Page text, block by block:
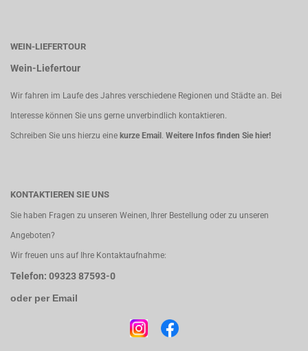
WEIN-LIEFERTOUR
Wein-Liefertour
Wir fahren im Laufe des Jahres verschiedene Regionen und Städte an. Bei
Interesse können Sie uns gerne unverbindlich kontaktieren.
Schreiben Sie uns hierzu eine kurze Email . Weitere Infos finden Sie hier!
KONTAKTIEREN SIE UNS
Sie haben Fragen zu unseren Weinen, Ihrer Bestellung oder zu unseren
Angeboten?
Wir freuen uns auf Ihre Kontaktaufnahme:
Telefon: 09323 87593-0
oder per Email